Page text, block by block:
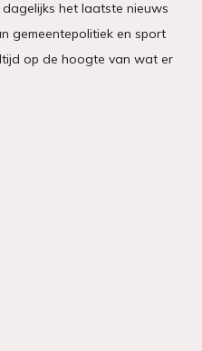
het laatste nieuws
gemeentepolitiek en sport
op de hoogte van wat er